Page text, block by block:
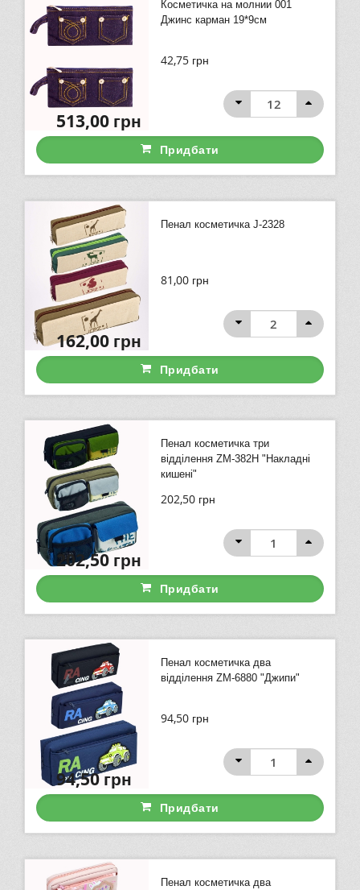
Косметичка на молнии 001
Джинс карман 19*9см
42,75 грн
513,00грн
Придбати
Пенал косметичка J-2328
81,00 грн
162,00грн
Придбати
Пенал косметичка три
відділення ZM-382H "Накладні
кишені"
202,50 грн
202,50грн
Придбати
Пенал косметичка два
відділення ZM-6880 "Джипи"
94,50 грн
94,50грн
Придбати
Пенал косметичка два